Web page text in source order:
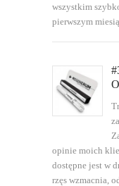
wszystkim
pierwszym
opinie moich
dostępne jest w
rzęs wzmacnia,